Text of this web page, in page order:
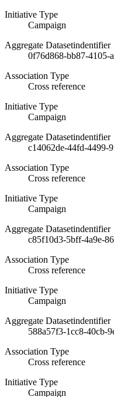
Initiative Type
Campaign
Aggregate Datasetindentifier
0f76d868-bb87-4105-
Association Type
Cross reference
Initiative Type
Campaign
Aggregate Datasetindentifier
c14062de-44fd-4499-
Association Type
Cross reference
Initiative Type
Campaign
Aggregate Datasetindentifier
c85f10d3-5bff-4a9e-
Association Type
Cross reference
Initiative Type
Campaign
Aggregate Datasetindentifier
588a57f3-1cc8-40cb-
Association Type
Cross reference
Initiative Type
Campaign